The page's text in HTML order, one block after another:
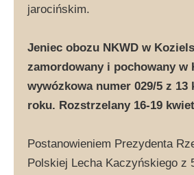
jarocińskim.
Jeniec obozu NKWD w
zamordowany i pochowany w
wywózkowa numer 029/5 z 13
roku. Rozstrzelany 16-19
Postanowieniem Prezydenta
Polskiej Lecha Kaczyńskiego z